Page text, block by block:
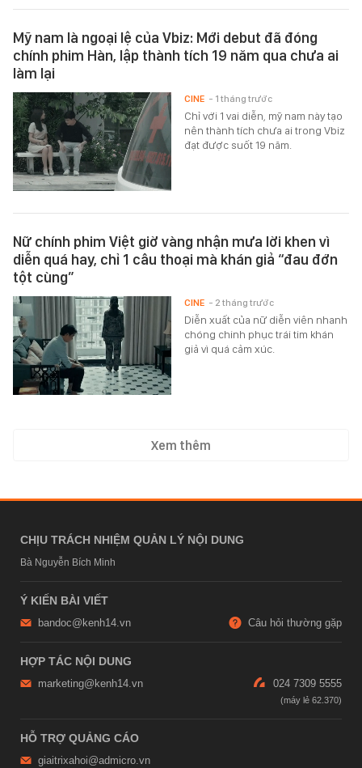
Mỹ nam là ngoại lệ của Vbiz: Mới debut đã đóng
chính phim Hàn, lập thành tích 19 năm qua chưa ai
làm lại
Chỉ với 1 vai diễn, mỹ nam này tạo
nên thành tích chưa ai trong Vbiz
đạt được suốt 19 năm.
CINE - 1 tháng trước
Nữ chính phim Việt giờ vàng nhận mưa lời khen vì
diễn quá hay, chỉ 1 câu thoại mà khán giả “đau đớn
tột cùng”
Diễn xuất của nữ diễn viên nhanh
chóng chinh phục trái tim khán
giả vì quá cảm xúc.
CINE - 2 tháng trước
Xem thêm
CHỊU TRÁCH NHIỆM QUẢN LÝ NỘI DUNG
Bà Nguyễn Bích Minh
Ý KIẾN BÀI VIẾT
bandoc@kenh14.vn Câu hỏi thường gặp
HỢP TÁC NỘI DUNG
marketing@kenh14.vn 024 7309 5555
HỖ TRỢ QUẢNG CÁO
giaitrixahoi@admicro.vn